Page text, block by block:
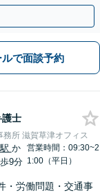
】
ルで面談予約
護士
所 滋賀草津オフィス
か
9分
営業時間：09:30~2
1:00（平日）
・労働問題・交通事